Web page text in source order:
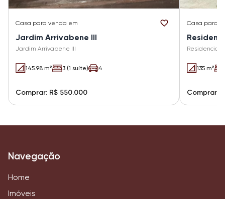
Casa para venda em
Jardim Arrivabene III
Jardim Arrivabene III
145.98 m² 3 (1 suíte) 4
Comprar: R$ 550.000
Casa para
Residencial
135 m²
Comprar:
Navegação
Home
Imóveis